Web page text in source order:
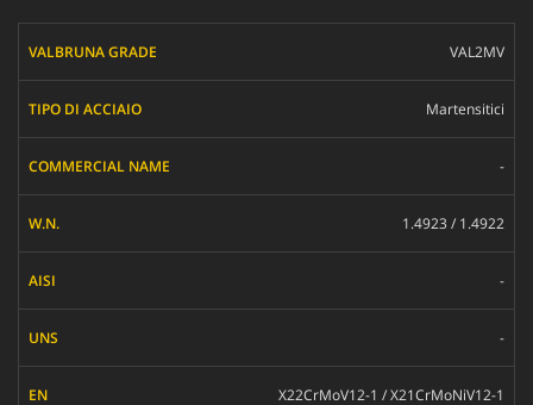
VAL2MV
Martensitici
-
1.4923 / 1.4922
-
-
X22CrMoV12-1 / X21CrMoNiV12-1